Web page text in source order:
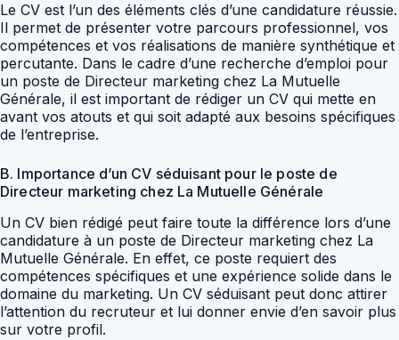
Le CV est l’un des éléments clés d’une candidature réussie.
Il permet de présenter votre parcours professionnel, vos
compétences et vos réalisations de manière synthétique et
percutante. Dans le cadre d’une recherche d’emploi pour
un poste de Directeur marketing chez La Mutuelle
Générale, il est important de rédiger un CV qui mette en
avant vos atouts et qui soit adapté aux besoins spécifiques
de l’entreprise.
B. Importance d’un CV séduisant pour le poste de
Directeur marketing chez La Mutuelle Générale
Un CV bien rédigé peut faire toute la différence lors d’une
candidature à un poste de Directeur marketing chez La
Mutuelle Générale. En effet, ce poste requiert des
compétences spécifiques et une expérience solide dans le
domaine du marketing. Un CV séduisant peut donc attirer
l’attention du recruteur et lui donner envie d’en savoir plus
sur votre profil.